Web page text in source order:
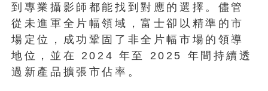
到專業攝影師都能找到對應的選擇。儘管
從未進軍全片幅領域，富士卻以精準的市
場定位，成功鞏固了非全片幅市場的領導
地位，並在 2024 年至 2025 年間持續透
過新產品擴張市佔率。